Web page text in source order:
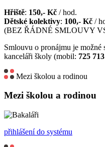
Hřiště: 150,- Kč / hod.
Dětské kolektivy: 100,- Kč /
(BEZ ŘÁDNÉ SMLOUVY
Smlouvu o pronájmu je možné
kanceláři školy (mobil: 725
Mezi školou a rodinou
Mezi školou a rodinou
přihlášení do systému